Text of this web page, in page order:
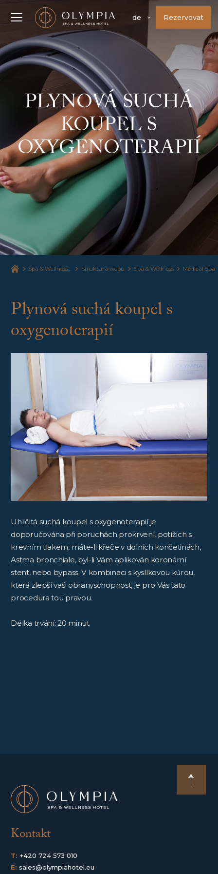
de Rezervovat
PLYNOVÁ SUCHÁ
KOUPEL S
OXYGENOTERAPIÍ
Spa & Wellness Hotel Olympia Struktura webu Spa & Wellness Medical Spa
Plynová suchá koupel s
oxygenoterapií
Uhličitá suchá koupel s oxygenoterapií je
doporučována při poruchách prokrvení, potížích s
krevním tlakem, máte-li křeče v dolních končetinách,
Astma bronchiale, byl-li Vám aplikován koronární
stent, nebo bypass. V kombinaci s kyslíkovou kúrou,
která zlepší vaši obranyschopnost, je pro Vás tato
procedura tou pravou.
Délka trvání: 20 minut
Kontakt
T: +420 724 573 010
E: sales@olympiahotel.eu